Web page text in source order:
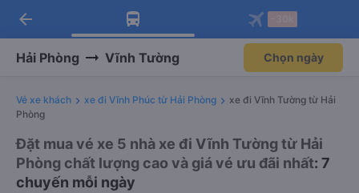
Tải app Vexere ngay!
Nhận ưu đãi thành viên độc
Mở app
Tải app Vexere
-30k/ghế khi đặt vé máy bay qua
Mở app
arrow_back
Hải Phòng Vĩnh Tường Chọn ngày
Vé xe khách xe đi Vĩnh Phúc từ Hải Phòng
xe đi Vĩnh Tường từ Hải
Phòng
Đặt mua vé xe 5 nhà xe đi Vĩnh Tường từ Hải
Phòng chất lượng cao và giá vé ưu đãi nhất: 7
chuyến mỗi ngày